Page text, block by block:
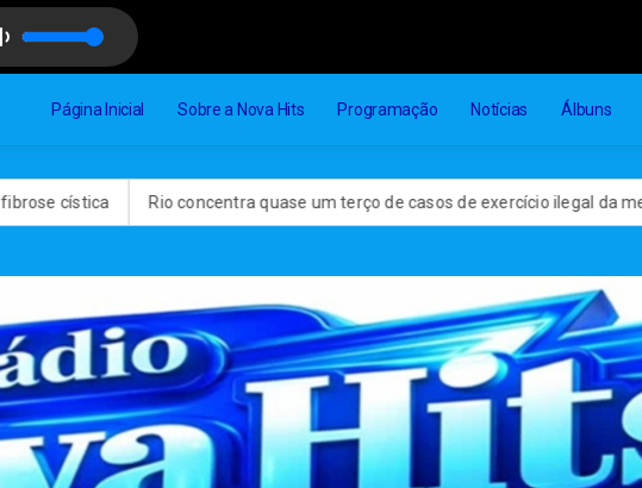
Página Inicial Sobre a Nova Hits Programação Notícias Álbuns
cística Rio concentra quase um terço de casos de exercício ilegal da medicina